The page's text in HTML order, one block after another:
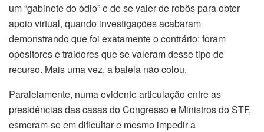
um “gabinete do ódio” e de se valer de robôs para obter
apoio virtual, quando investigações acabaram
demonstrando que foi exatamente o contrário: foram
opositores e traidores que se valeram desse tipo de
recurso. Mais uma vez, a balela não colou.
Paralelamente, numa evidente articulação entre as
presidências das casas do Congresso e Ministros do STF,
esmeram-se em dificultar e mesmo impedir a